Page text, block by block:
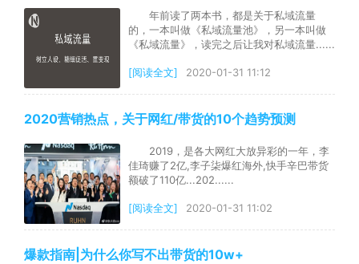
年前读了两本书，都是关于私域流量
的，一本叫做《私域流量池》，另一本叫做
《私域流量》，读完之后让我对私域流量......
[阅读全文] 2020-01-31 11:12
2020营销热点，关于网红/带货的10个趋势预测
2019，是各大网红大放异彩的一年，李
佳琦赚了2亿,李子柒爆红海外,快手辛巴带货
额破了110亿...202......
[阅读全文] 2020-01-31 11:02
爆款指南|为什么你写不出带货的10w+